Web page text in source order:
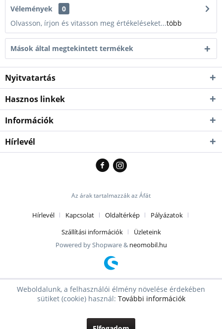
Vélemények
0
Olvasson, írjon és vitasson meg értékeléseket...több
Mások által megtekintett termékek
Nyitvatartás
Hasznos linkek
Információk
Hírlevél
Az árak tartalmazzák az Áfát
Hírlevél Kapcsolat Oldaltérkép
Pályázatok
Szállítási információk
Üzleteink
Powered by Shopware & neomobil.hu
Weboldalunk, a felhasználói élmény növelése érdekében
sütiket (cookie) használ: További információk